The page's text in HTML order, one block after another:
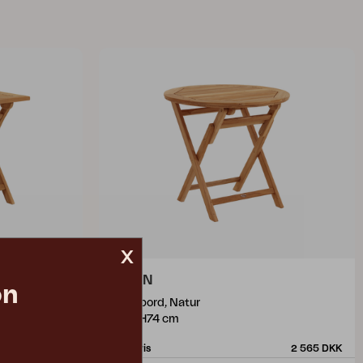
TURIN
spisebord, Natur
Ø80 H74 cm
Vejl. pris 2 565 DKK
x